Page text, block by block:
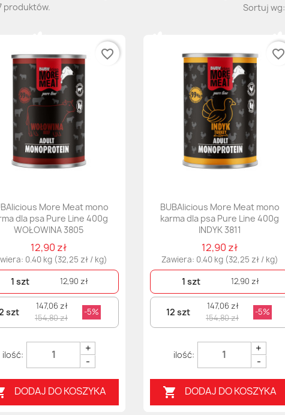
produktów. Sortuj wg:
More Meat mono
dla psa Pure Line 400g
WOŁOWINA 3805
12,90 zł
0.40 kg (32,25 zł / kg)
1 szt 12,90 zł
szt
147,06 zł
154,80 zł
-5%
+
-
DODAJ DO KOSZYKA
favorite_border
BUBAlicious More Meat mono
karma dla psa Pure Line 400g
INDYK 3811
12,90 zł
Zawiera: 0.40 kg (32,25 zł / kg)
1 szt 12,90 zł
12 szt
147,06 zł
154,80 zł
-5%
+
-
 DODAJ DO KOSZYKA
favorite_border